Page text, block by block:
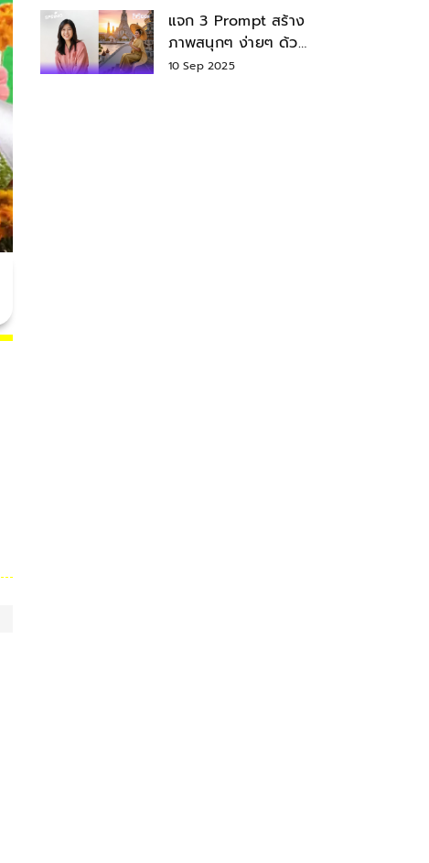
แจก 3 Prompt สร้าง
ภาพสนุกๆ ง่ายๆ ด้วย
Nano Banana ใน
10 Sep 2025